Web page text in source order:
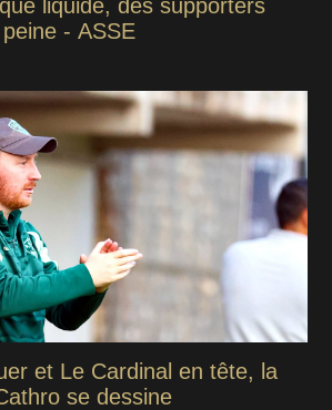
liquidé, des supporters
- ASSE
et Le Cardinal en tête, la
se dessine